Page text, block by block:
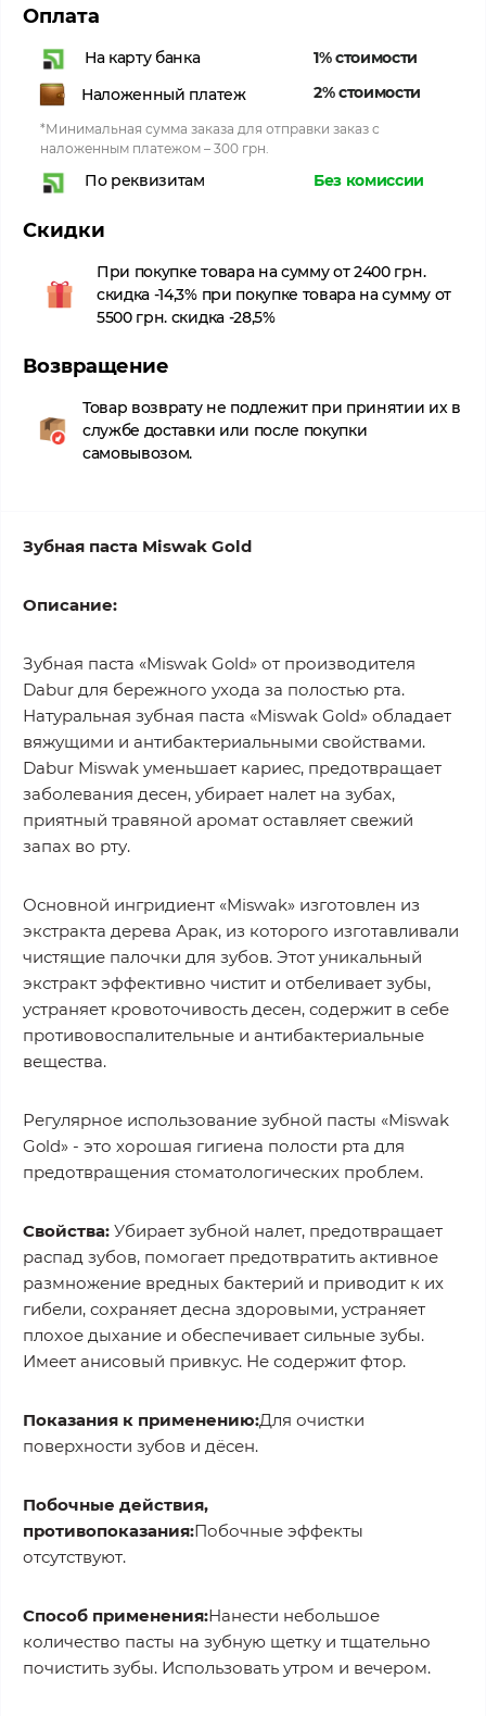
Оплата
На карту банка
1% стоимости
Наложенный платеж
2% стоимости
*Минимальная сумма заказа для отправки заказ с
наложенным платежом – 300 грн.
По реквизитам Без комиссии
Скидки
При покупке товара на сумму от 2400 грн.
скидка -14,3% при покупке товара на сумму от
5500 грн. скидка -28,5%
Возвращение
Товар возврату не подлежит при принятии их в
службе доставки или после покупки
самовывозом.
Зубная паста Miswak Gold
Описание:
Зубная паста «Miswak Gold» от производителя
Dabur для бережного ухода за полостью рта.
Натуральная зубная паста «Miswak Gold» обладает
вяжущими и антибактериальными свойствами.
Dabur Miswak уменьшает кариес, предотвращает
заболевания десен, убирает налет на зубах,
приятный травяной аромат оставляет свежий
запах во рту.
Основной ингридиент «Mіswak» изготовлен из
экстракта дерева Арак, из которого изготавливали
чистящие палочки для зубов. Этот уникальный
экстракт эффективно чистит и отбеливает зубы,
устраняет кровоточивость десен, содержит в себе
противовоспалительные и антибактериальные
вещества.
Регулярное использование зубной пасты «Miswak
Gold» - это хорошая гигиена полости рта для
предотвращения стоматологических проблем.
Свойства: Убирает зубной налет, предотвращает
распад зубов, помогает предотвратить активное
размножение вредных бактерий и приводит к их
гибели, сохраняет десна здоровыми, устраняет
плохое дыхание и обеспечивает сильные зубы.
Имеет анисовый привкус. Не содержит фтор.
Показания к применению:Для очистки
поверхности зубов и дёсен.
Побочные действия,
противопоказания:Побочные эффекты
отсутствуют.
Способ применения:Нанести небольшое
количество пасты на зубную щетку и тщательно
почистить зубы. Использовать утром и вечером.